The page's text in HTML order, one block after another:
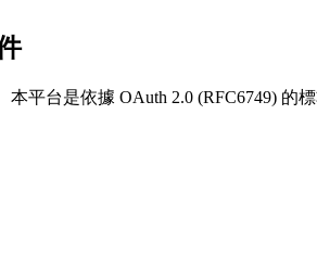
平台是依據 OAuth 2.0 (RFC6749) 的